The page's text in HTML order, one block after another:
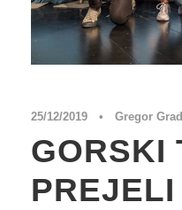
25/12/2019 • Gregor Grad
GORSKI
PREJELI